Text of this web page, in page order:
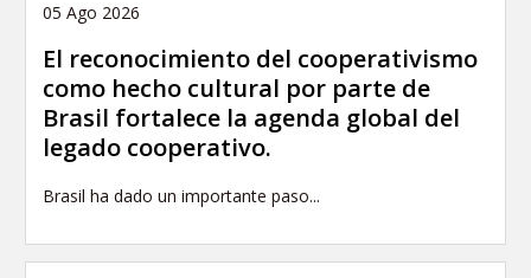
05 Ago 2026
El reconocimiento del cooperativismo
como hecho cultural por parte de
Brasil fortalece la agenda global del
legado cooperativo.
Brasil ha dado un importante paso...